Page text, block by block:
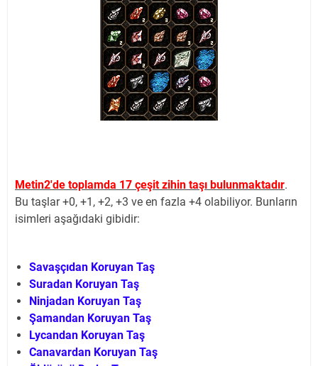
Metin2'de toplamda 17 çeşit zihin taşı bulunmaktadır.
Bu taşlar +0, +1, +2, +3 ve en fazla +4 olabiliyor. Bunların
isimleri aşağıdaki gibidir:
Savaşçıdan Koruyan Taş
Suradan Koruyan Taş
Ninjadan Koruyan Taş
Şamandan Koruyan Taş
Lycandan Koruyan Taş
Canavardan Koruyan Taş